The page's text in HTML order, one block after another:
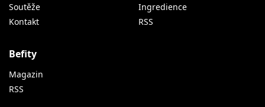
Soutěže
Kontakt
Ingredience
RSS
Befity
Magazin
RSS